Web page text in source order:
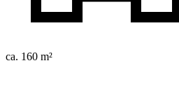
ca. 160 m²